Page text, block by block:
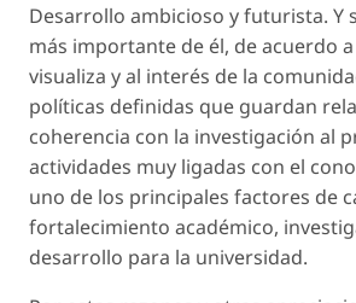
Desarrollo ambicioso y futurista. Y
más importante de él, de acuerdo
visualiza y al interés de la
políticas definidas que guardan
coherencia con la investigación al
actividades muy ligadas con el
uno de los principales factores de
fortalecimiento académico,
desarrollo para la universidad.